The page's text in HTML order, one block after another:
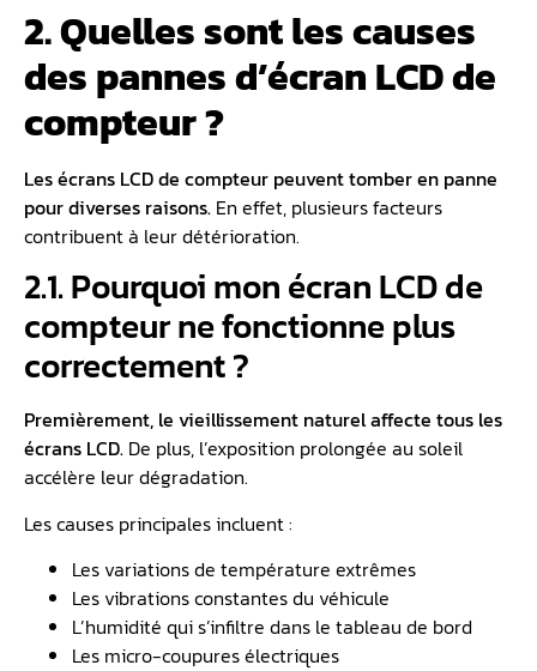
2. Quelles sont les causes
des pannes d’écran LCD de
compteur ?
Les écrans LCD de compteur peuvent tomber en panne
pour diverses raisons. En effet, plusieurs facteurs
contribuent à leur détérioration.
2.1. Pourquoi mon écran LCD de
compteur ne fonctionne plus
correctement ?
Premièrement, le vieillissement naturel affecte tous les
écrans LCD. De plus, l’exposition prolongée au soleil
accélère leur dégradation.
Les causes principales incluent :
Les variations de température extrêmes
Les vibrations constantes du véhicule
L’humidité qui s’infiltre dans le tableau de bord
Les micro-coupures électriques